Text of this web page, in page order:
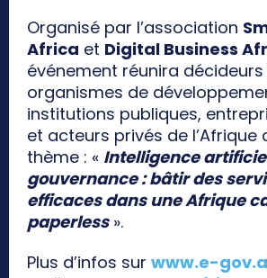
Organisé par l’association
Africa et Digital Business
événement réunira
organismes de
institutions publiques,
et acteurs privés de l’Afrique
thème : « Intelligence
gouvernance : bâtir des
efficaces dans une Afrique
paperless».
Plus d’infos sur www.e-